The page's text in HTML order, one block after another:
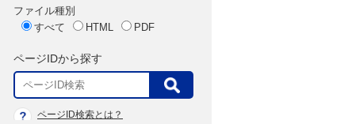
ファイル種別
すべて
HTML PDF
ページIDから探す
表
ページID検索とは？